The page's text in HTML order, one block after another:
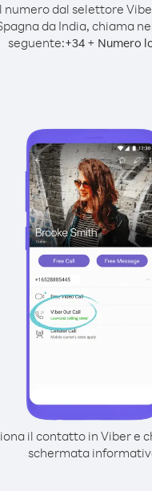
numero dal selettore
da India, chiama
seguente:+34 + Numero
il contatto in Viber e
schermata